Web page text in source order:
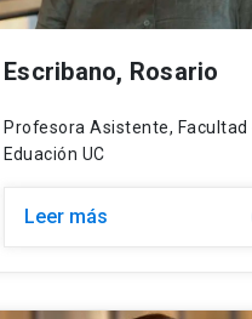
Escribano, Rosario
Profesora Asistente, Facultad
Eduación UC
Leer más